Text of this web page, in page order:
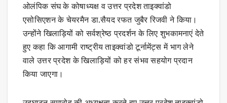
ओलंपिक संघ के कोषाध्यक्ष व उत्तर प्रदेश ताइक्वांडो
एसोसिएशन के चेयरमैन डा.सैयद रफत जुबैर रिजवी ने किया।
उन्होंने खिलाड़ियों को सर्वश्रेष्ठ प्रदर्शन के लिए शुभकामनाएं देते
हुए कहा कि आगामी राष्ट्रीय ताइक्वांडो टूर्नामेंट्स में भाग लेने
वाले उत्तर प्रदेश के खिलाड़ियों को हर संभव सहयोग प्रदान
किया जाएगा।